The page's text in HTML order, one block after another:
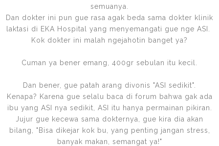
semuanya.
Dan dokter ini pun gue rasa agak beda sama dokter klinik
laktasi di EKA Hospital yang menyemangati gue nge ASI.
Kok dokter ini malah ngejahotin banget ya?
Cuman ya bener emang, 400gr sebulan itu kecil.
Dan bener, gue patah arang divonis "ASI sedikit".
Kenapa? Karena gue selalu baca di forum bahwa gak ada
ibu yang ASI nya sedikit, ASI itu hanya permainan pikiran.
Jujur gue kecewa sama dokternya, gue kira dia akan
bilang, "Bisa dikejar kok bu, yang penting jangan stress,
banyak makan, semangat ya!"